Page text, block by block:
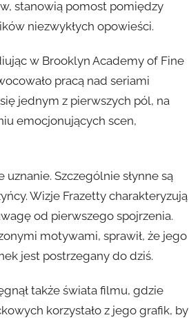
stanowią pomost pomiędzy
niezwykłych opowieści.
w Brooklyn Academy of Fine
pracą nad seriami
jednym z pierwszych pól, na
emocjonujących scen,
Szczególnie słynne są
Wizje Frazetty charakteryzują
od pierwszego spojrzenia.
motywami, sprawił, że jego
jest postrzegany do dziś.
także świata filmu, gdzie
korzystało z jego grafik, by